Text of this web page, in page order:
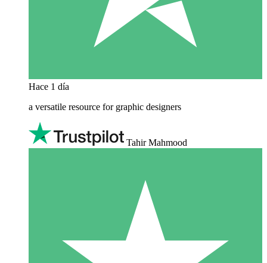
Hace 1 día
a versatile resource for graphic designers
Tahir Mahmood